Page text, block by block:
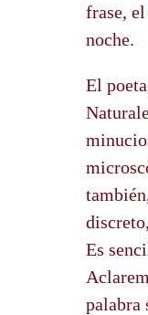
frase,
noche.
El
Es
palabra